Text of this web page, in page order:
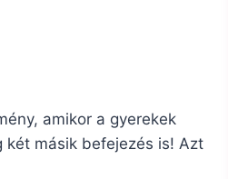
amikor a gyerekek
két másik befejezés is! Azt